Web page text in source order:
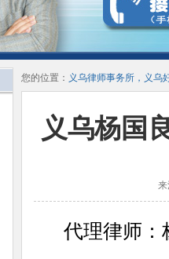
您的位置： 义乌律师事务所，义乌
义乌杨国
代理律师：